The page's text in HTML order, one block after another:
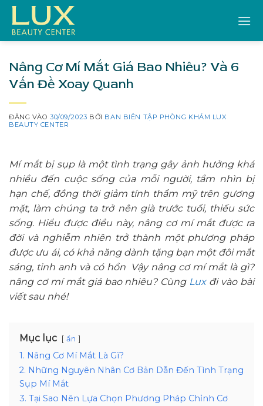
Bỏ
qua
nội
Nâng Cơ Mí Mắt Giá Bao Nhiêu? Và 6
Vấn Đề Xoay Quanh
ĐĂNG VÀO30/09/2023 BỞI BAN BIÊN TẬP PHÒNG KHÁM LUX
BEAUTY CENTER
Mí mắt bị sụp là một tình trạng gây ảnh hưởng khá
nhiều đến cuộc sống của mỗi người, tầm nhìn bị
hạn chế, đồng thời giảm tính thẩm mỹ trên gương
mặt, làm chúng ta trở nên già trước tuổi, thiếu sức
sống. Hiểu được điều này, nâng cơ mí mắt được ra
đời và nghiễm nhiên trở thành một phương pháp
được ưu ái, có khả năng dành tặng bạn một đôi mắt
sáng, tinh anh và có hồn Vậy nâng cơ mí mắt là gì?
nâng cơ mí mắt giá bao nhiêu? Cùng Luxđi vào bài
viết sau nhé!
Mục lục ẩn
1. Nâng Cơ Mí Mắt Là Gì?
2. Những Nguyên Nhân Cơ Bản Dẫn Đến Tình Trạng
Sụp Mí Mắt
3. Tại Sao Nên Lựa Chọn Phương Pháp Chỉnh Cơ